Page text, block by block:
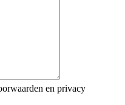
en privacy